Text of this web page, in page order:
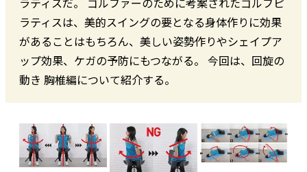
ラティスは、美的スイングの要となる身体作りに効果
があることはもちろん、美しい姿勢作りやシェイプア
ップ効果、ケガの予防にもつながる。 今回は、回旋の
動き 胸椎編について紹介する。